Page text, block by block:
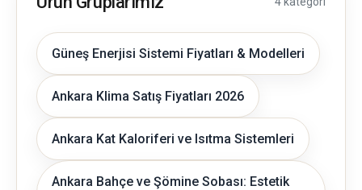
Güneş Enerjisi Sistemi Fiyatları & Modelleri
Ankara Klima Satış Fiyatları 2026
Ankara Kat Kaloriferi ve Isıtma Sistemleri
Ankara Bahçe ve Şömine Sobası: Estetik